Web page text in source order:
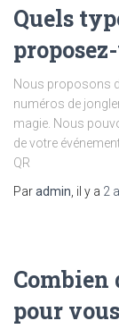
Quels
Nous proposons
numéros de
magie. Nous
de votre
QR
Paradmin , il y a 2
Combien
pour